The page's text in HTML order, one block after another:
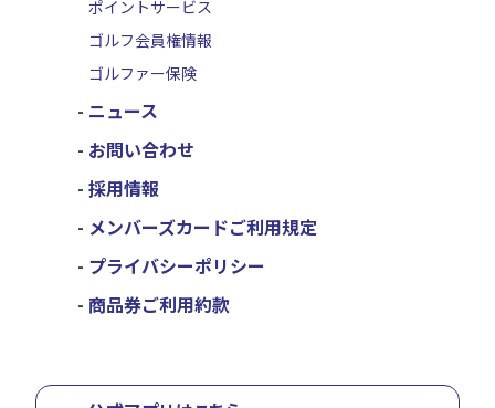
ポイントサービス
ゴルフ会員権情報
ゴルファー保険
ニュース
お問い合わせ
採用情報
メンバーズカードご利用規定
プライバシーポリシー
商品券ご利用約款